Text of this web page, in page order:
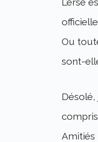
Ou
sont-
Amitiés